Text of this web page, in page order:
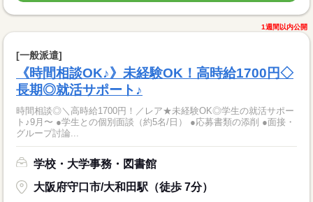
1週間以内公開
[一般派遣]
《時間相談OK♪》未経験OK！高時給1700円◇
長期◎就活サポート♪
時間相談◎＼高時給1700円！／レア★未経験OK◎学生の就活サポー
ト♪9月〜 ●学生との個別面談（約5名/日） ●応募書類の添削 ●面接・
グループ討論...
学校・大学事務・図書館
大阪府守口市/大和田駅（徒歩 7分）